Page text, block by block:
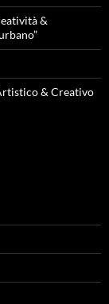
&
& Creativo